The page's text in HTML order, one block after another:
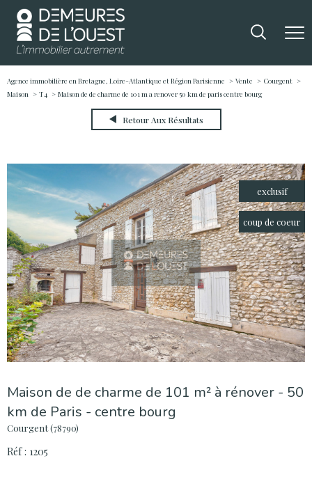
Agence immobilière en Bretagne, Loire-Atlantique et Région Parisienne Vente
Courgent
Maison
T4 Maison de de charme de 101 m a renover 50 km de paris centre bourg
Retour Aux Résultats
exclusif
coup de coeur
Maison de de charme de 101 m² à rénover - 50
km de Paris - centre bourg
Courgent (78790)
Réf : 1205